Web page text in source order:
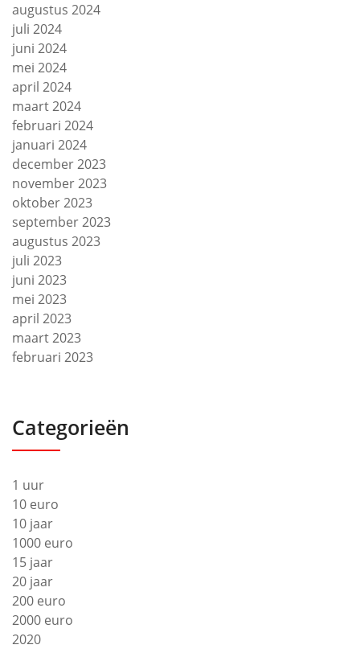
augustus 2024
juli 2024
juni 2024
mei 2024
april 2024
maart 2024
februari 2024
januari 2024
december 2023
november 2023
oktober 2023
september 2023
augustus 2023
juli 2023
juni 2023
mei 2023
april 2023
maart 2023
februari 2023
Categorieën
1 uur
10 euro
10 jaar
1000 euro
15 jaar
20 jaar
200 euro
2000 euro
2020